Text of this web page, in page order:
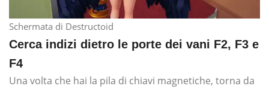
Schermata di Destructoid
Cerca indizi dietro le porte dei vani F2, F3 e
F4
Una volta che hai la pila di chiavi magnetiche, torna da